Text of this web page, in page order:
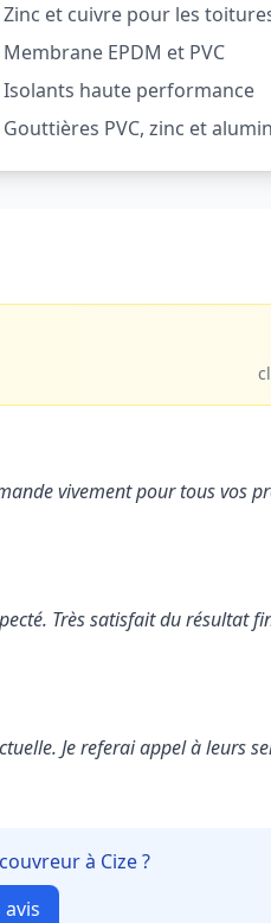
Zinc et cuivre pour les
Membrane EPDM et PVC
Isolants haute performance
Gouttières PVC, zinc et
vivement pour tous vos
Très satisfait du résultat
Je referai appel à leurs
à Cize ?
avis